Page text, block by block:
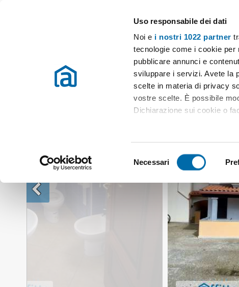
Uso responsabile dei dati
Noi e i nostri 1022 partner
tecnologie come i cookie
pubblicare annunci e
sviluppare i servizi. Avete la
scelte in materia di privacy
vostre scelte. È possibile
Dichiarazione sui cookie o
Identificare il tuo
(impronte digitali).
Approfondisci come
. Puoi modificare o
Utilizziamo i cookie per
per analizzare il nostro
con i nostri partner che si
combinarle con altre
e
Necessari
Case e appartamenti in affitto in tutta Italia
Monolocale affitto Valledoria Monolocale arredato